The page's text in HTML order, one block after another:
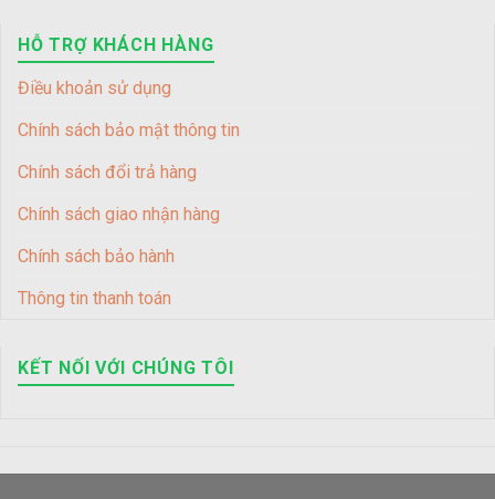
HỖ TRỢ KHÁCH HÀNG
Điều khoản sử dụng
Chính sách bảo mật thông tin
Chính sách đổi trả hàng
Chính sách giao nhận hàng
Chính sách bảo hành
Thông tin thanh toán
KẾT NỐI VỚI CHÚNG TÔI